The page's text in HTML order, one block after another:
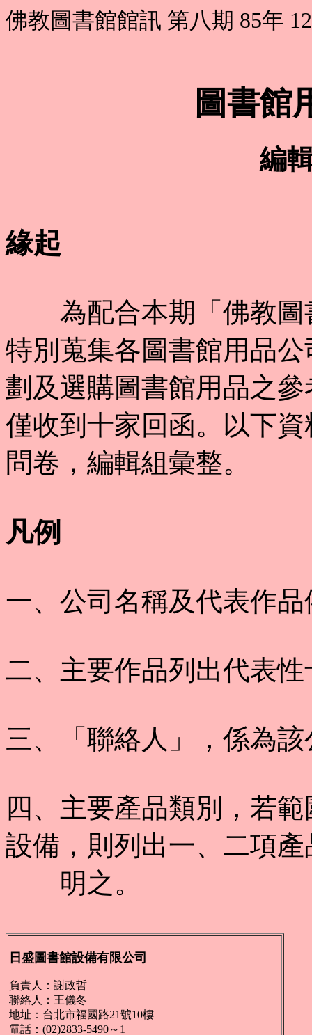
佛教圖書館館訊 第八期 85年
圖書館
編
緣起
為配合本期「佛教圖
特別蒐集各圖書館用品
劃及選購圖書館用品之
僅收到十家回函。以下
問卷，編輯組彙整。
凡例
一、公司名稱及代表作
二、主要作品列出代表性
三、「聯絡人」，係為
四、主要產品類別，若
設備，則列出一、二項產
明之。
日盛圖書館設備有限公司
負責人：謝政哲
聯絡人：王儀冬
地址：台北市福國路21號10樓
電話：(02)2833-5490～1